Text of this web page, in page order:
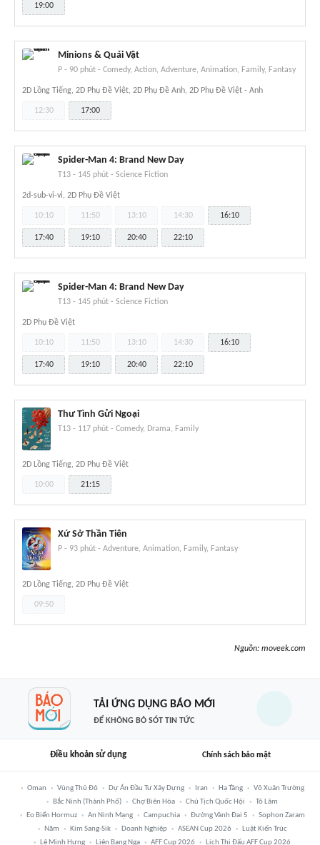
19:00
Minions & Quái Vật
P - 90 phút - Comedy, Action, Adventure, Animation, Family, Fantasy
2D Lồng Tiếng, 2D Phụ Đề Việt, 2D Phụ Đề Anh, 2D Phụ Đề Việt - Anh
12:30 17:00
Spider-Man 4: Brand New Day
T13 - 145 phút - Science Fiction
2d-sub-vi-vi, 2D Phụ Đề Việt
10:10 11:50 13:10 14:30 16:10
17:40 19:10 20:40 22:10
Spider-Man 4: Brand New Day
T13 - 145 phút - Science Fiction
2D Phụ Đề Việt
10:10 11:50 13:10 14:30 16:10
17:40 19:10 20:40 22:10
Thư Tình Gửi Ngoại
T13 - 117 phút - Comedy, Drama, Family
2D Lồng Tiếng, 2D Phụ Đề Việt
10:00 21:15
Xứ Sở Thần Tiên
P - 93 phút - Adventure, Animation, Family, Fantasy
2D Lồng Tiếng, 2D Phụ Đề Việt
09:50
Nguồn: moveek.com
TẢI ỨNG DỤNG BÁO MỚI
ĐỂ KHÔNG BỎ SÓT TIN TỨC
Điều khoản sử dụng Chính sách bảo mật
Oman Vùng Thủ Đô Dự Án Đầu Tư Xây Dựng Iran Hạ Tầng
Võ Xuân Trường
Bắc Ninh (thành Phố)
Chợ Biên Hòa Chủ Tịch Quốc Hội
Tô Lâm
Eo Biển Hormuz
An Ninh Mạng Campuchia Đường Vành Đai 5
Sophon Zaram
Năm
Kim Sang-Sik Doanh Nghiệp ASEAN Cup 2026
Luật Kiến Trúc
Lê Minh Hưng
Liên Bang Nga AFF Cup 2026 Lịch Thi Đấu AFF Cup 2026